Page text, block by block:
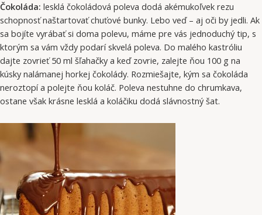
Čokoláda: lesklá čokoládová poleva dodá akémukoľvek rezu
schopnosť naštartovať chuťové bunky. Lebo veď – aj oči by jedli. Ak
sa bojíte vyrábať si doma polevu, máme pre vás jednoduchý tip, s
ktorým sa vám vždy podarí skvelá poleva. Do malého kastróliu
dajte zovrieť 50 ml šľahačky a keď zovrie, zalejte ňou 100 g na
kúsky nalámanej horkej čokolády. Rozmiešajte, kým sa čokoláda
neroztopí a polejte ňou koláč. Poleva nestuhne do chrumkava,
ostane však krásne lesklá a koláčiku dodá slávnostný šat.